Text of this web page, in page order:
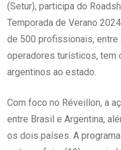
(Setur), participa do
Temporada de Verano
de 500 profissionais,
operadores turísticos, tem
argentinos ao estado.
Com foco no Réveillon, a
entre Brasil e Argentina,
os dois países. A